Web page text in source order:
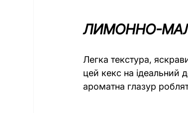
ЛИМОННО-
Легка текстура,
цей кекс на ідеальний
ароматна глазур